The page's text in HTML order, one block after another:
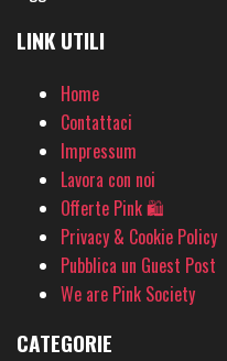
LINK UTILI
Home
Contattaci
Impressum
Lavora con noi
Offerte Pink 🛍
Privacy & Cookie Policy
Pubblica un Guest Post
We are Pink Society
CATEGORIE